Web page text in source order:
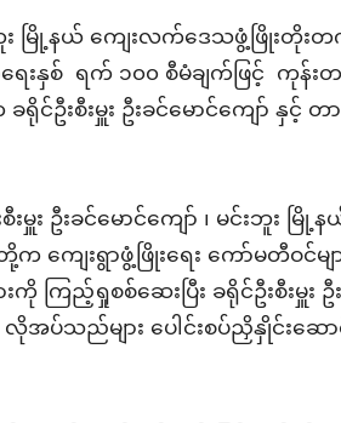
း မြို့နယ် ကျေးလက်ဒေသဖွံ့ဖြိုးတိုးတ
းနှစ် ရက် ၁၀၀ စီမံချက်ဖြင့် ကုန်းတ
ဦးစီးမှူး ဦးခင်မောင်ကျော် နှင့် တ
းမှူး ဦးခင်မောင်ကျော် ၊ မင်းဘူး မြို့န
က ကျေးရွာဖွံ့ဖြိုးရေး ကော်မတီဝင်မ
းကို ကြည့်ရှုစစ်ဆေးပြီး ခရိုင်ဦးစီးမှူး
ပ်သည်များ ပေါင်းစပ်ညှိနှိုင်းဆေ